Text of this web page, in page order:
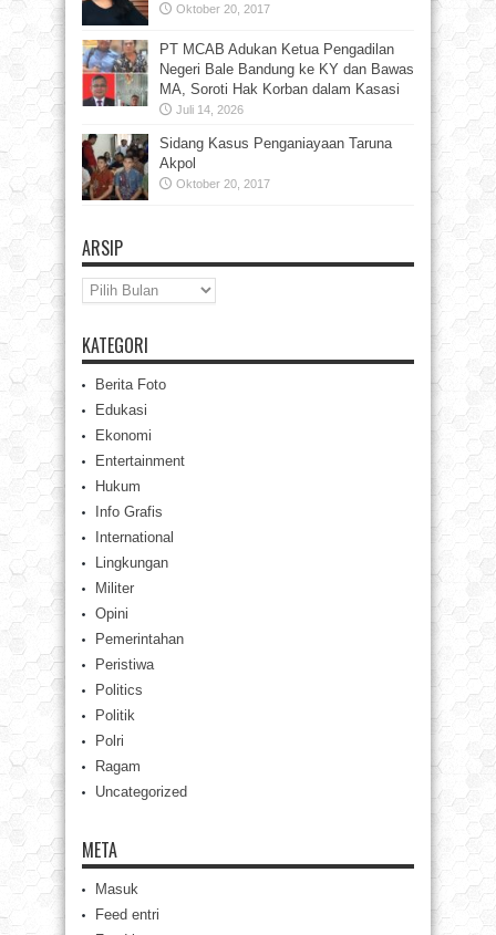
Oktober 20, 2017
PT MCAB Adukan Ketua Pengadilan
Negeri Bale Bandung ke KY dan Bawas
MA, Soroti Hak Korban dalam Kasasi
Juli 14, 2026
Sidang Kasus Penganiayaan Taruna
Akpol
Oktober 20, 2017
ARSIP
Arsip
KATEGORI
Berita Foto
Edukasi
Ekonomi
Entertainment
Hukum
Info Grafis
International
Lingkungan
Militer
Opini
Pemerintahan
Peristiwa
Politics
Politik
Polri
Ragam
Uncategorized
META
Masuk
Feed entri